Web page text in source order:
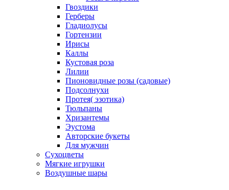
Гвоздики
Герберы
Гладиолусы
Гортензии
Ирисы
Каллы
Кустовая роза
Лилии
Пионовидные розы (садовые)
Подсолнухи
Протея( эзотика)
Тюльпаны
Хризантемы
Эустома
Авторские букеты
Для мужчин
Сухоцветы
Мягкие игрушки
Воздушные шары